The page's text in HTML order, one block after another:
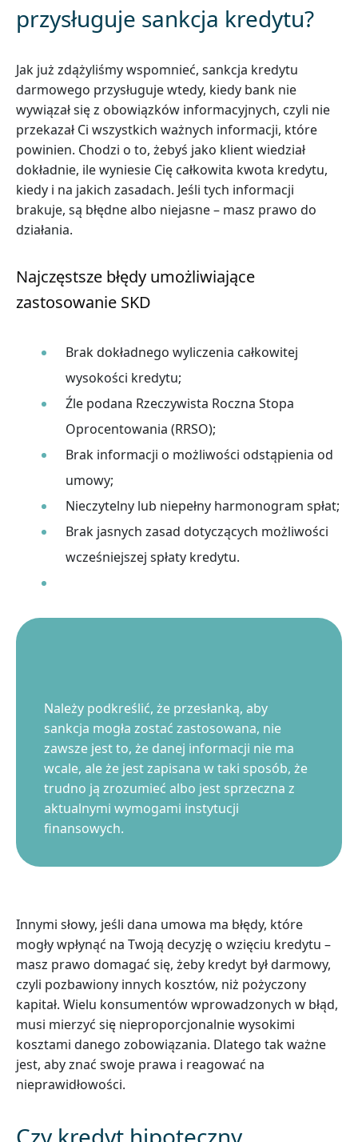
przysługuje sankcja kredytu?
Jak już zdążyliśmy wspomnieć, sankcja kredytu
darmowego przysługuje wtedy, kiedy bank nie
wywiązał się z obowiązków informacyjnych, czyli nie
przekazał Ci wszystkich ważnych informacji, które
powinien. Chodzi o to, żebyś jako klient wiedział
dokładnie, ile wyniesie Cię całkowita kwota kredytu,
kiedy i na jakich zasadach. Jeśli tych informacji
brakuje, są błędne albo niejasne – masz prawo do
działania.
Najczęstsze błędy umożliwiające
zastosowanie SKD
Brak dokładnego wyliczenia całkowitej
wysokości kredytu;
Źle podana Rzeczywista Roczna Stopa
Oprocentowania (RRSO);
Brak informacji o możliwości odstąpienia od
umowy;
Nieczytelny lub niepełny harmonogram spłat;
Brak jasnych zasad dotyczących możliwości
wcześniejszej spłaty kredytu.
Należy podkreślić, że przesłanką, aby
sankcja mogła zostać zastosowana, nie
zawsze jest to, że danej informacji nie ma
wcale, ale że jest zapisana w taki sposób, że
trudno ją zrozumieć albo jest sprzeczna z
aktualnymi wymogami instytucji
finansowych.
Innymi słowy, jeśli dana umowa ma błędy, które
mogły wpłynąć na Twoją decyzję o wzięciu kredytu –
masz prawo domagać się, żeby kredyt był darmowy,
czyli pozbawiony innych kosztów, niż pożyczony
kapitał. Wielu konsumentów wprowadzonych w błąd,
musi mierzyć się nieproporcjonalnie wysokimi
kosztami danego zobowiązania. Dlatego tak ważne
jest, aby znać swoje prawa i reagować na
nieprawidłowości.